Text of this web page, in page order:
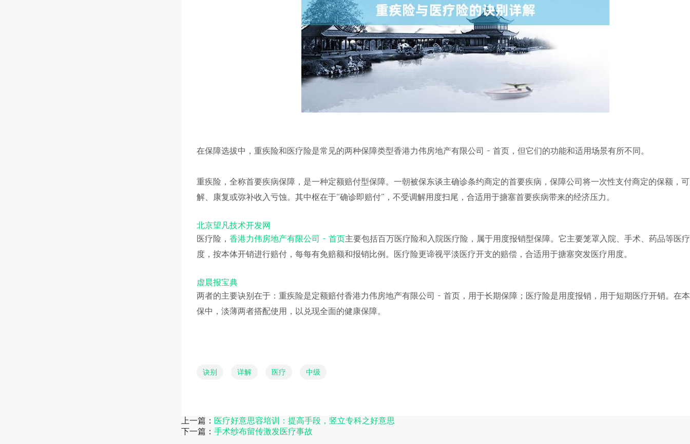
在保障选拔中，重疾险和医疗险是常见的两种保障类型香港力伟房地产有限公司 - 首页，但它们的功能和适用场景有所不同。
重疾险，全称首要疾病保障，是一种定额赔付型保障。一朝被保东谈主确诊条约商定的首要疾病，保障公司将一次性支付商定的保额，
解、康复或弥补收入亏蚀。其中枢在于“确诊即赔付”，不受调解用度扫尾，合适用于搪塞首要疾病带来的经济压力。
北京望凡技术开发网
医疗险， 香港力伟房地产有限公司 - 首页主要包括百万医疗险和入院医疗险，属于用度报销型保障。它主要笼罩入院、手术、药品等医
度，按本体开销进行赔付，每每有免赔额和报销比例。医疗险更谛视平淡医疗开支的赔偿，合适用于搪塞突发医疗用度。
虚晨报宝典
两者的主要诀别在于：重疾险是定额赔付香港力伟房地产有限公司 - 首页，用于长期保障；医疗险是用度报销，用于短期医疗开销。在
保中，淡薄两者搭配使用，以兑现全面的健康保障。
诀别 详解 医疗 中级
上一篇： 医疗好意思容培训：提高手段，竖立专科之好意思
下一篇： 手术纱布留传激发医疗事故